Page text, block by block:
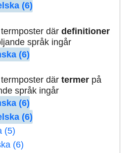
(6)
där definitioner
språk ingår
(6)
där termerpå
språk ingår
(6)
(6)
(5)
(6)